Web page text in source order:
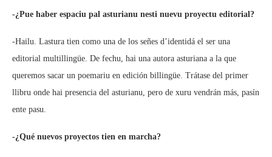
-¿Pue haber espaciu pal asturianu nesti nuevu proyectu editorial?
-Hailu. Lastura tien como una de los señes d’identidá el ser una
editorial multillingüe. De fechu, hai una autora asturiana a la que
queremos sacar un poemariu en edición billingüe. Trátase del primer
llibru onde hai presencia del asturianu, pero de xuru vendrán más, pasín
ente pasu.
-¿Qué nuevos proyectos tien en marcha?